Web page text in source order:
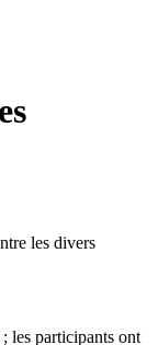
les divers
les participants ont